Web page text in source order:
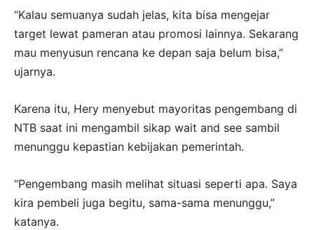
“Kalau semuanya sudah jelas, kita bisa mengejar
target lewat pameran atau promosi lainnya. Sekarang
mau menyusun rencana ke depan saja belum bisa,”
ujarnya.
Karena itu, Hery menyebut mayoritas pengembang di
NTB saat ini mengambil sikap wait and see sambil
menunggu kepastian kebijakan pemerintah.
“Pengembang masih melihat situasi seperti apa. Saya
kira pembeli juga begitu, sama-sama menunggu,”
katanya.